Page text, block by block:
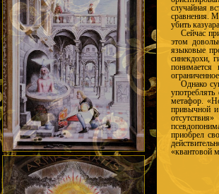
случайная
сравнения.
убить казуара.
Сейчас
этом
языковые
синекдохи,
понимается
Однако
метафор.
привычной
приобрел
«квантовой